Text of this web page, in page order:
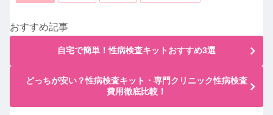
おすすめ記事
自宅で簡単！性病検査キットおすすめ3選
どっちが安い？性病検査キット・専門クリニック性病検査
費用徹底比較！